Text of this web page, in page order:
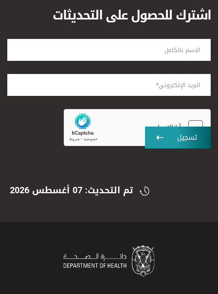
اشترك للحصول على التحديثات
تسجيل
تم التحديث: 07 أغسطس 2026